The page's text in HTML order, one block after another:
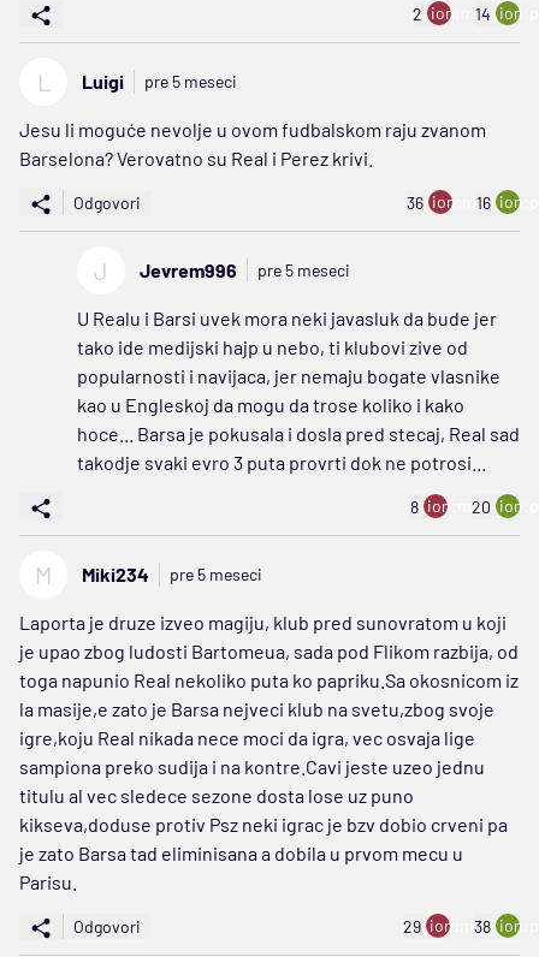
2 ion:minus
14
L Luigi pre 5 meseci
Jesu li moguće nevolje u ovom fudbalskom raju zvanom
Barselona? Verovatno su Real i Perez krivi.
Odgovori 36 ion:minus
16
J Jevrem996 pre 5 meseci
U Realu i Barsi uvek mora neki javasluk da bude jer
tako ide medijski hajp u nebo, ti klubovi zive od
popularnosti i navijaca, jer nemaju bogate vlasnike
kao u Engleskoj da mogu da trose koliko i kako
hoce... Barsa je pokusala i dosla pred stecaj, Real sad
takodje svaki evro 3 puta provrti dok ne potrosi...
8 ion:minus
20
M Miki234 pre 5 meseci
Laporta je druze izveo magiju, klub pred sunovratom u koji
je upao zbog ludosti Bartomeua, sada pod Flikom razbija, od
toga napunio Real nekoliko puta ko papriku.Sa okosnicom iz
la masije,e zato je Barsa nejveci klub na svetu,zbog svoje
igre,koju Real nikada nece moci da igra, vec osvaja lige
sampiona preko sudija i na kontre.Cavi jeste uzeo jednu
titulu al vec sledece sezone dosta lose uz puno
kikseva,doduse protiv Psz neki igrac je bzv dobio crveni pa
je zato Barsa tad eliminisana a dobila u prvom mecu u
Parisu.
Odgovori 29 ion:minus
38